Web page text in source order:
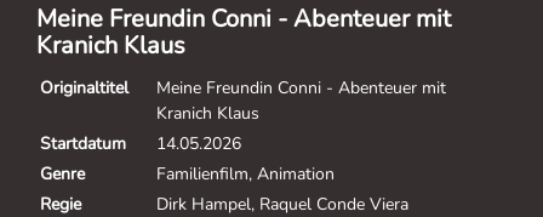
Meine Freundin Conni - Abenteuer mit
Kranich Klaus
Originaltitel
Meine Freundin Conni - Abenteuer mit
Kranich Klaus
Startdatum
14.05.2026
Genre
Familienfilm, Animation
Regie
Dirk Hampel, Raquel Conde Viera